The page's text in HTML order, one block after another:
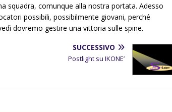
squadra, comunque alla nostra portata. Adesso
possibili, possibilmente giovani, perché
dovremo gestire una vittoria sulle spine.
SUCCESSIVO
Postlight su IKONE’